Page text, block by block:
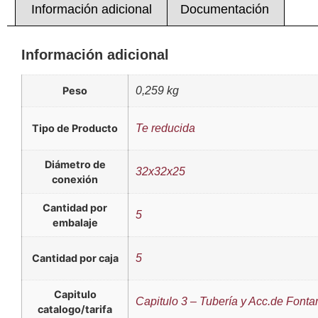
Información adicional Documentación
Información adicional
Peso 0,259 kg
Tipo de Producto Te reducida
Diámetro de
conexión
32x32x25
Cantidad por
embalaje
5
Cantidad por caja 5
Capitulo
catalogo/tarifa
Capitulo 3 – Tubería y Acc.de